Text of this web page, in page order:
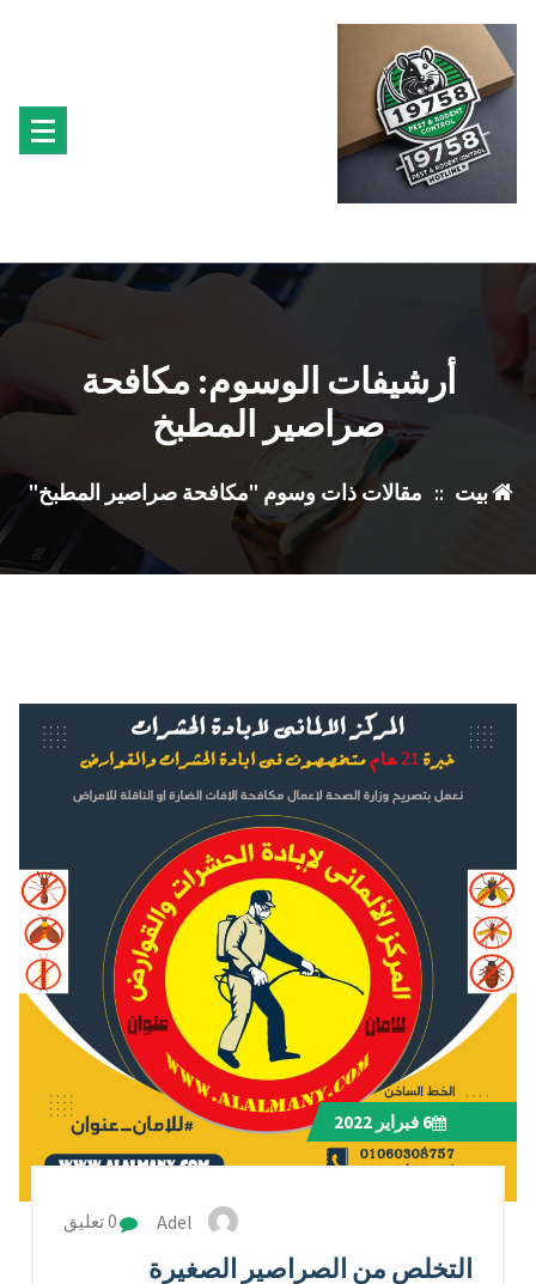
أرشيفات الوسوم: مكافحة
صراصير المطبخ
بيت :: مقالات ذات وسوم "مكافحة صراصير المطبخ"
6فبراير 2022
Adel 0 تعليق
التخلص من الصراصير الصغيرة